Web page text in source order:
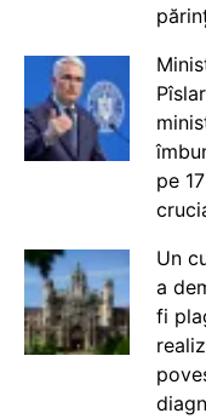
pe
Un
a
fi